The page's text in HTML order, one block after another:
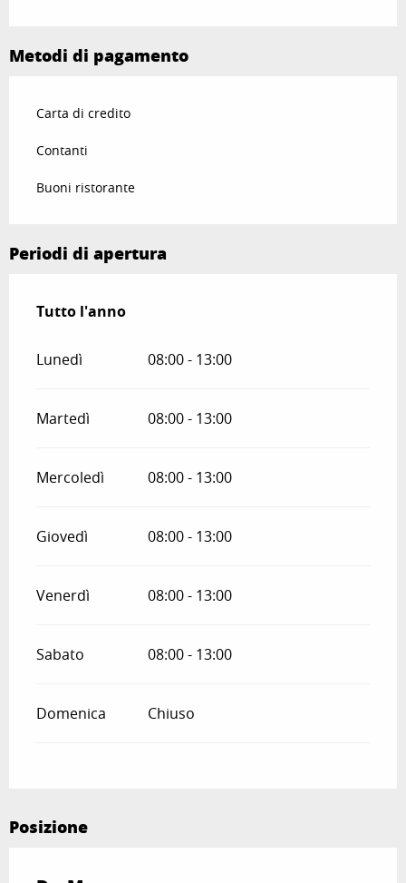
Metodi di pagamento
Carta di credito
Contanti
Buoni ristorante
Periodi di apertura
Tutto l'anno
Tutto l'anno
Lunedì 08:00 - 13:00
Martedì 08:00 - 13:00
Mercoledì 08:00 - 13:00
Giovedì 08:00 - 13:00
Venerdì 08:00 - 13:00
Sabato 08:00 - 13:00
Domenica Chiuso
Posizione